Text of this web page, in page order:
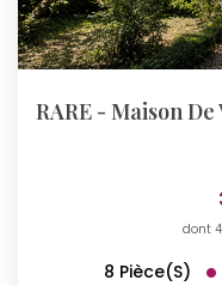
dont
8 Pièce(s)